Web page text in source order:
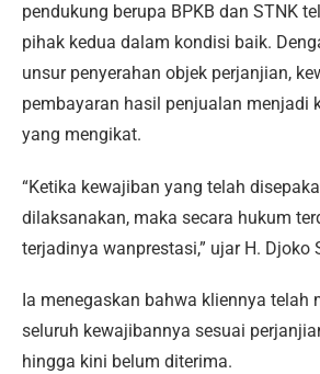
pendukung berupa BPKB dan STNK
pihak kedua dalam kondisi baik.
unsur penyerahan objek perjanjian,
pembayaran hasil penjualan menjadi
yang mengikat.
“Ketika kewajiban yang telah
dilaksanakan, maka secara hukum
terjadinya wanprestasi,” ujar H. Djoko
Ia menegaskan bahwa kliennya telah
seluruh kewajibannya sesuai
hingga kini belum diterima.